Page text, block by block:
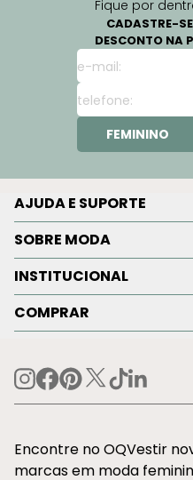
Fique por
CADASTRE-
DESCONTO NA
FEMININO
AJUDA E SUPORTE
SOBRE MODA
INSTITUCIONAL
COMPRAR
Encontre no OQVestir
marcas em moda